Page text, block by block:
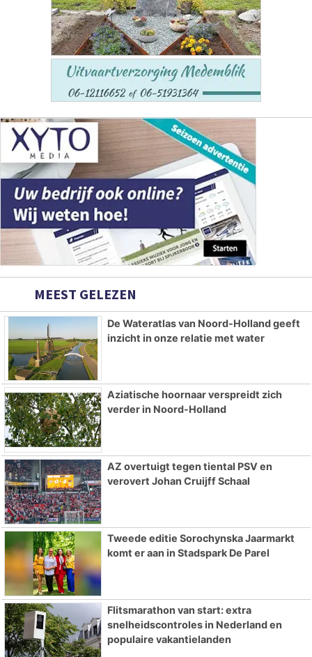
MEEST GELEZEN
De Wateratlas van Noord-Holland geeft
inzicht in onze relatie met water
Aziatische hoornaar verspreidt zich
verder in Noord-Holland
AZ overtuigt tegen tiental PSV en
verovert Johan Cruijff Schaal
Tweede editie Sorochynska Jaarmarkt
komt er aan in Stadspark De Parel
Flitsmarathon van start: extra
snelheidscontroles in Nederland en
populaire vakantielanden